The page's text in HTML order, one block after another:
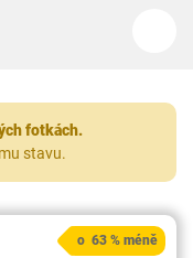
fotkách.
stavu.
o 63 % méně